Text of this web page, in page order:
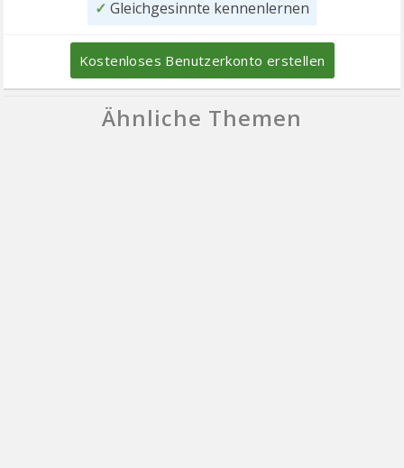
✓ Gleichgesinnte kennenlernen
Kostenloses Benutzerkonto erstellen
Ähnliche Themen